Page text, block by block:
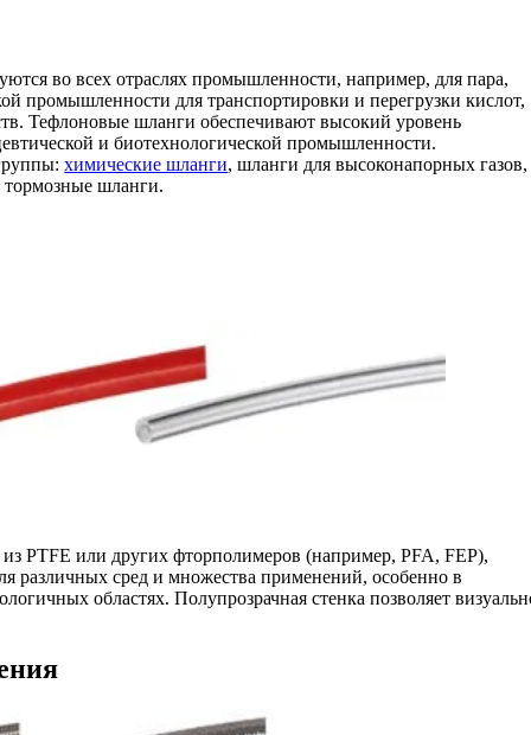
во всех отраслях промышленности, например, для пара,
промышленности для транспортировки и перегрузки кислот,
Тефлоновые шланги обеспечивают высокий уровень
и биотехнологической промышленности.
химические шланги,шланги для высоконапорных газов,
тормозные шланги.
PTFE или других фторполимеров (например, PFA, FEP),
различных сред и множества применений, особенно в
областях. Полупрозрачная стенка позволяет